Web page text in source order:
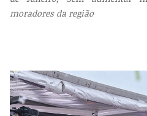
moradores da região